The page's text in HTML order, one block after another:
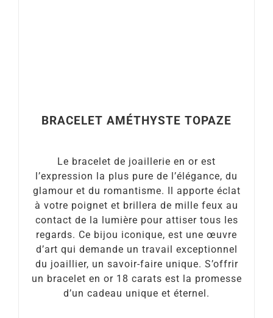
BRACELET AMÉTHYSTE TOPAZE
Le bracelet de joaillerie en or est
l’expression la plus pure de l’élégance, du
glamour et du romantisme. Il apporte éclat
à votre poignet et brillera de mille feux au
contact de la lumière pour attiser tous les
regards. Ce bijou iconique, est une œuvre
d’art qui demande un travail exceptionnel
du joaillier, un savoir-faire unique. S’offrir
un bracelet en or 18 carats est la promesse
d’un cadeau unique et éternel.